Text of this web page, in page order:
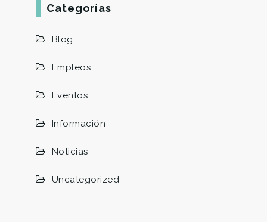
Categorías
Blog
Empleos
Eventos
Información
Noticias
Uncategorized